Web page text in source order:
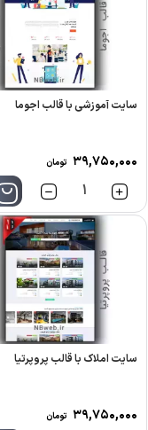
سایت آموزشی با قالب اجوما
۳۹,۷۵۰,۰۰۰ تومان
تعداد
سایت املاک با قالب پروپرتیا
۳۹,۷۵۰,۰۰۰ تومان